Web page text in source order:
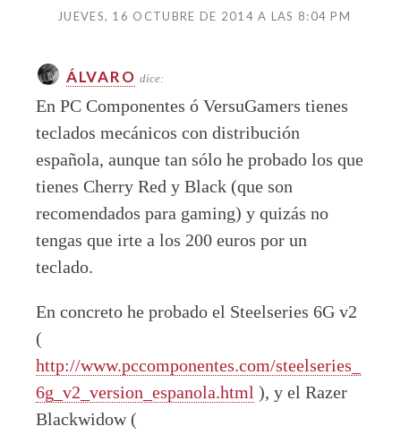
JUEVES, 16 OCTUBRE DE 2014 A LAS 8:04 PM
ÁLVARO dice:
En PC Componentes ó VersuGamers tienes
teclados mecánicos con distribución
española, aunque tan sólo he probado los que
tienes Cherry Red y Black (que son
recomendados para gaming) y quizás no
tengas que irte a los 200 euros por un
teclado.
En concreto he probado el Steelseries 6G v2
(
http://www.pccomponentes.com/steelseries_
6g_v2_version_espanola.html ), y el Razer
Blackwidow (